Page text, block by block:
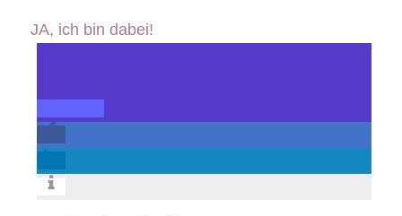
JA, ich bin dabei!